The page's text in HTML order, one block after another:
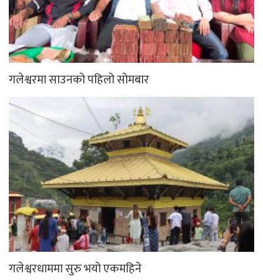
गलेश्वरमा साउनको पहिलो सोमबार
गलेश्वरधाममा सुरु भयो एकमहिने